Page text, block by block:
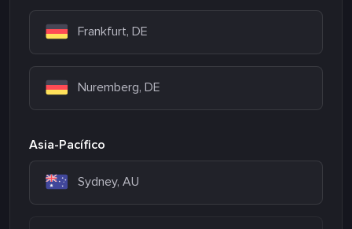
Frankfurt, DE
Nuremberg, DE
Asia-Pacífico
Sydney, AU